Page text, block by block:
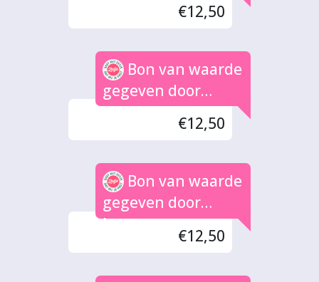
€12,50
Bon van waarde
gegeven door
Fam.Tankink
€12,50
Bon van waarde
gegeven door
Loppez
€12,50